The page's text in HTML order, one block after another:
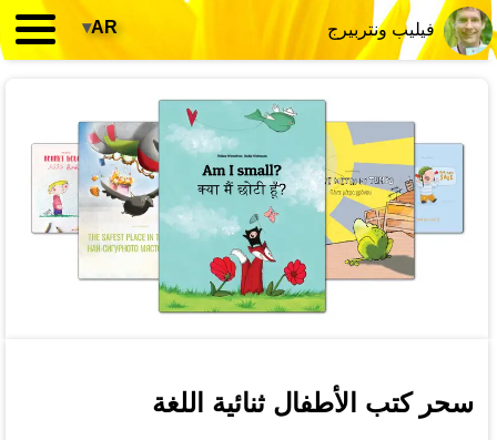
فيليب ونتربيرج AR
▾
سحر كتب الأطفال ثنائية اللغة